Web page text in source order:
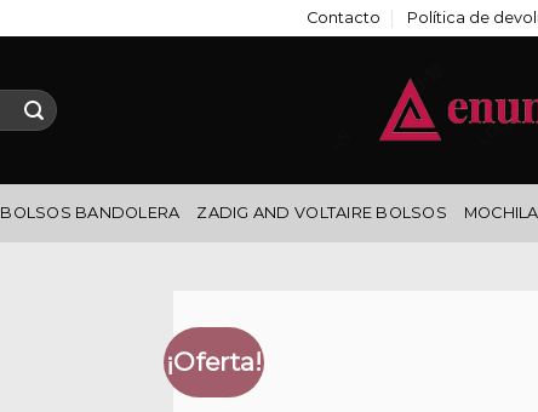
Contacto Política de
BOLSOS BANDOLERA ZADIG AND VOLTAIRE BOLSOS
¡Oferta!